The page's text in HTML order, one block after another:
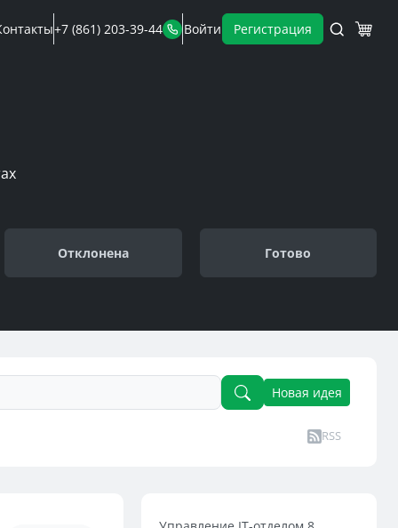
+7 (861) 203-39-44 Войти Регистрация
Отклонена Готово
Новая идея
RSS